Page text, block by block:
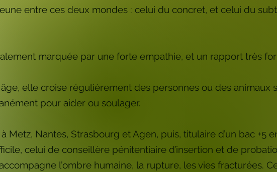
entre ces deux mondes : celui du concret, et celui du
marquée par une forte empathie, et un rapport très
elle croise régulièrement des personnes ou des animaux
pour aider ou soulager.
Metz, Nantes, Strasbourg et Agen, puis, titulaire d’un bac +5
celui de conseillère pénitentiaire d’insertion et de
l’ombre humaine, la rupture, les vies fracturées.